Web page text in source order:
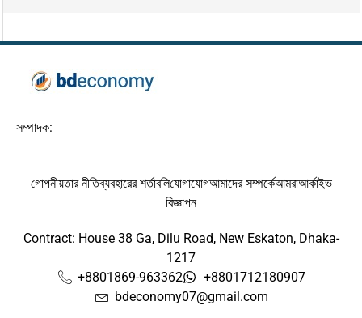
সম্পাদক:
গোপনীয়তার নীতিব্যবহারের শর্তাবলিযোগাযোগআমাদের সম্পর্কেআমরাআর্কাইভ
বিজ্ঞাপন
Contract: House 38 Ga, Dilu Road, New Eskaton, Dhaka-
1217
+8801869-963362
+8801712180907
bdeconomy07@gmail.com